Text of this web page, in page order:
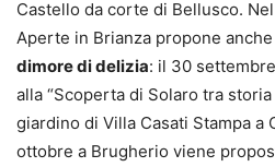
Castello da corte di Bellusco.
Aperte in Brianza propone anche
dimore di delizia: il 30
alla “Scoperta di Solaro tra
giardino di Villa Casati Stampa a
ottobre a Brugherio viene